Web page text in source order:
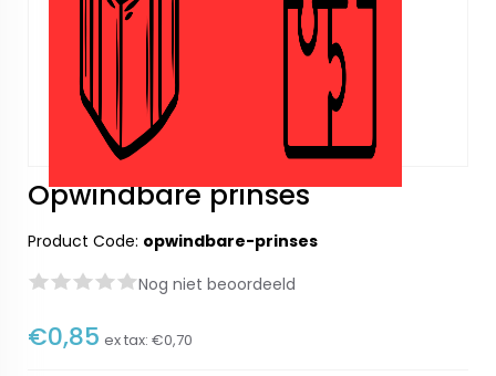
Opwindbare prinses
Product Code: opwindbare-prinses
Nog niet beoordeeld
€0,85 ex tax: €0,70